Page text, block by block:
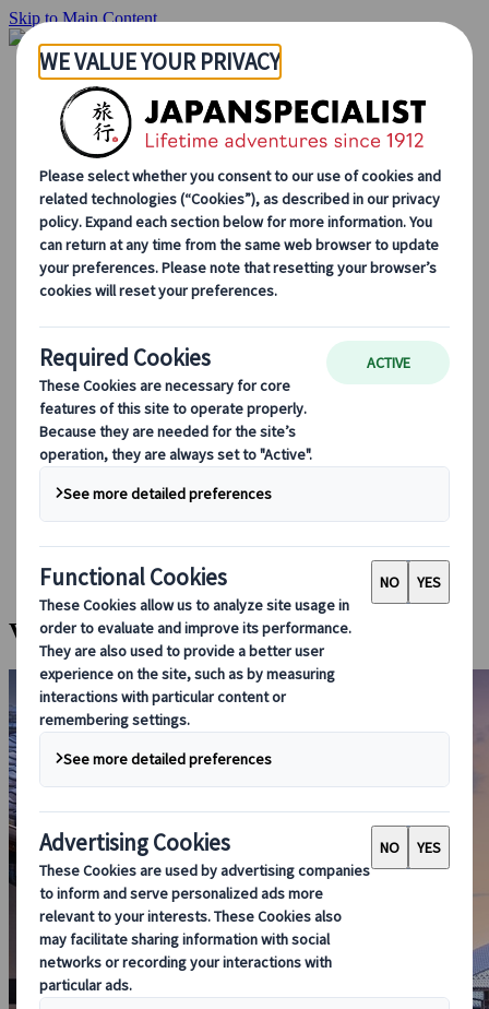
Skip to Main Content
Inizio
Itinerari di viaggio
Itinerari individuali
Tour guidati
Drive & stay
Tour di serie
Escursioni
Tour di gruppo su misura
Japan Rail Pass
Come lavoriamo
Chi siamo
Il nostro team
Blog
Consigli di viaggio per ogni stagione
Attrazioni principali
Approfondimenti culturali
Esperienze culinarie
Alla scoperta del Giappone in treno
Domande frequenti
Informazioni essenziali
Regole di etichetta
Guidare in Giappone
Prenotare con noi
Japan Rail Pass
Strutture ricettive
Consulenza online
Valle di Kiso e sentiero di Nakasendo